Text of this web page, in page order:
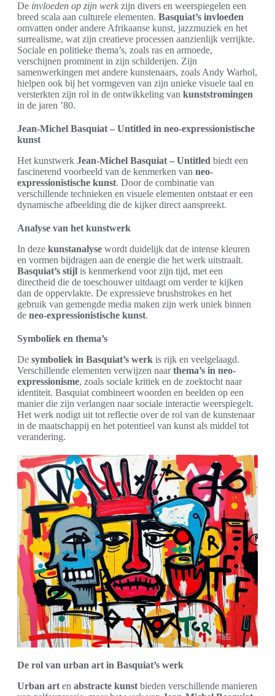
De invloeden op zijn werk zijn divers en weerspiegelen een
breed scala aan culturele elementen. Basquiat’s invloeden
omvatten onder andere Afrikaanse kunst, jazzmuziek en het
surrealisme, wat zijn creatieve processen aanzienlijk verrijkte.
Sociale en politieke thema’s, zoals ras en armoede,
verschijnen prominent in zijn schilderijen. Zijn
samenwerkingen met andere kunstenaars, zoals Andy Warhol,
hielpen ook bij het vormgeven van zijn unieke visuele taal en
versterkten zijn rol in de ontwikkeling van kunststromingen
in de jaren ’80.
Jean-Michel Basquiat – Untitled in neo-expressionistische
kunst
Het kunstwerk Jean-Michel Basquiat – Untitled biedt een
fascinerend voorbeeld van de kenmerken van neo-
expressionistische kunst. Door de combinatie van
verschillende technieken en visuele elementen ontstaat er een
dynamische afbeelding die de kijker direct aanspreekt.
Analyse van het kunstwerk
In deze kunstanalyse wordt duidelijk dat de intense kleuren
en vormen bijdragen aan de energie die het werk uitstraalt.
Basquiat’s stijl is kenmerkend voor zijn tijd, met een
directheid die de toeschouwer uitdaagt om verder te kijken
dan de oppervlakte. De expressieve brushstrokes en het
gebruik van gemengde media maken zijn werk uniek binnen
de neo-expressionistische kunst.
Symboliek en thema’s
De symboliek in Basquiat’s werk is rijk en veelgelaagd.
Verschillende elementen verwijzen naarthema’s in neo-
expressionisme, zoals sociale kritiek en de zoektocht naar
identiteit. Basquiat combineert woorden en beelden op een
manier die zijn verlangen naar sociale interactie weerspiegelt.
Het werk nodigt uit tot reflectie over de rol van de kunstenaar
in de maatschappij en het potentieel van kunst als middel tot
verandering.
De rol van urban art in Basquiat’s werk
Urban art en abstracte kunst bieden verschillende manieren